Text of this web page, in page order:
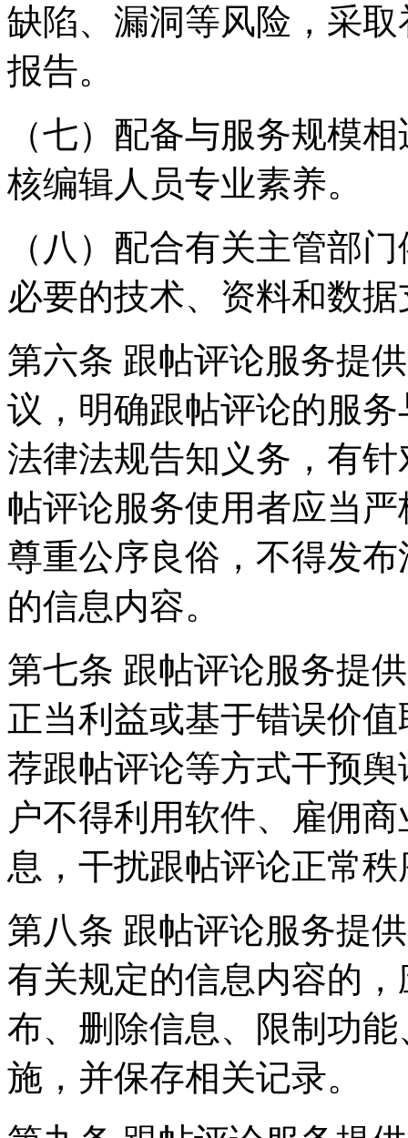
缺陷、漏洞等风险，采
报告。
（七）配备与服务规模
核编辑人员专业素养。
（八）配合有关主管部
必要的技术、资料和数
第六条 跟帖评论服务提
议，明确跟帖评论的服
法律法规告知义务，有
帖评论服务使用者应当
尊重公序良俗，不得发
的信息内容。
第七条 跟帖评论服务提
正当利益或基于错误价
荐跟帖评论等方式干预
户不得利用软件、雇佣
息，干扰跟帖评论正常
第八条 跟帖评论服务提
有关规定的信息内容的
布、删除信息、限制功
施，并保存相关记录。